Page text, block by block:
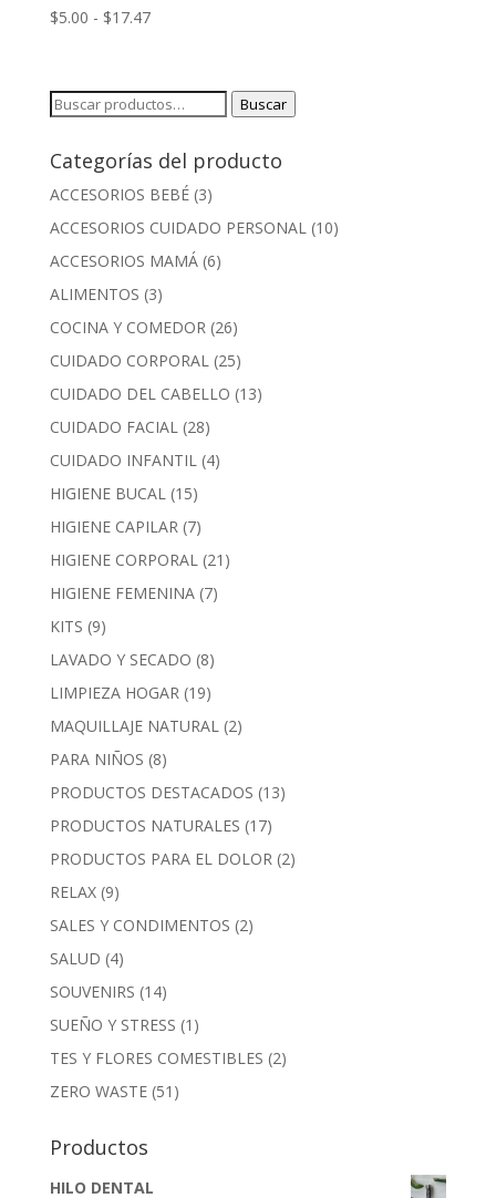
$5.00 - $17.47Rango
desde
$5.00
$17.47
Buscar
Buscar
Categorías del producto
ACCESORIOS BEBÉ (3)
ACCESORIOS CUIDADO PERSONAL (10)
ACCESORIOS MAMÁ (6)
ALIMENTOS (3)
COCINA Y COMEDOR (26)
CUIDADO CORPORAL (25)
CUIDADO DEL CABELLO (13)
CUIDADO FACIAL (28)
CUIDADO INFANTIL (4)
HIGIENE BUCAL (15)
HIGIENE CAPILAR (7)
HIGIENE CORPORAL (21)
HIGIENE FEMENINA (7)
KITS (9)
LAVADO Y SECADO (8)
LIMPIEZA HOGAR (19)
MAQUILLAJE NATURAL (2)
PARA NIÑOS (8)
PRODUCTOS DESTACADOS (13)
PRODUCTOS NATURALES (17)
PRODUCTOS PARA EL DOLOR (2)
RELAX (9)
SALES Y CONDIMENTOS (2)
SALUD (4)
SOUVENIRS (14)
SUEÑO Y STRESS (1)
TES Y FLORES COMESTIBLES (2)
ZERO WASTE (51)
Productos
HILO DENTAL